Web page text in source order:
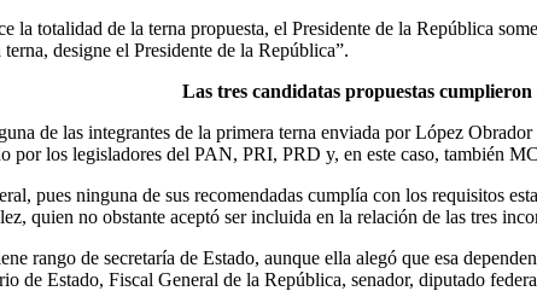
la totalidad de la terna propuesta, el Presidente de la República
designe el Presidente de la República”.
Las tres candidatas propuestas cumplieron
de las integrantes de la primera terna enviada por López
por los legisladores del PAN, PRI, PRD y, en este caso, también
pues ninguna de sus recomendadas cumplía con los requisitos
quien no obstante aceptó ser incluida en la relación de las tres
rango de secretaría de Estado, aunque ella alegó que esa
de Estado, Fiscal General de la República, senador, diputado